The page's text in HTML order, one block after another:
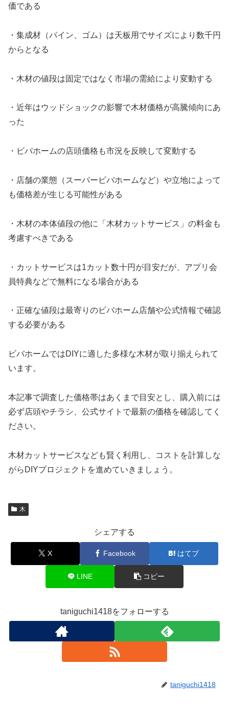
価である
・集成材（パイン、ゴム）は天板用でサイズにより数千円
からとなる
・木材の値段は固定ではなく市場の需給により変動する
・近年はウッドショックの影響で木材価格が高騰傾向にあ
った
・ビバホームの店頭価格も市況を反映して変動する
・店舗の業態（スーパービバホームなど）や立地によって
も価格差が生じる可能性がある
・木材の本体値段の他に「木材カットサービス」の料金も
考慮すべきである
・カットサービスは1カット数十円が目安だが、アプリ会
員特典などで無料になる場合がある
・正確な値段は最寄りのビバホーム店舗や公式情報で確認
する必要がある
ビバホームではDIYに適した多様な木材が取り揃えられて
います。
本記事で調査した価格帯はあくまで目安とし、購入前には
必ず店頭やチラシ、公式サイトで最新の価格を確認してく
ださい。
木材カットサービスなども賢く利用し、コストを計算しな
がらDIYプロジェクトを進めていきましょう。
木
シェアする
X Facebook はてブ
LINE コピー
taniguchi1418をフォローする
taniguchi1418